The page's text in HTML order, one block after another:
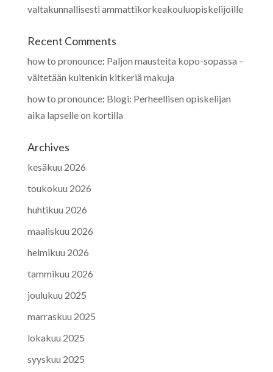
valtakunnallisesti ammattikorkeakouluopiskelijoille
Recent Comments
how to pronounce: Paljon mausteita kopo-sopassa –
vältetään kuitenkin kitkeriä makuja
how to pronounce: Blogi: Perheellisen opiskelijan
aika lapselle on kortilla
Archives
kesäkuu 2026
toukokuu 2026
huhtikuu 2026
maaliskuu 2026
helmikuu 2026
tammikuu 2026
joulukuu 2025
marraskuu 2025
lokakuu 2025
syyskuu 2025